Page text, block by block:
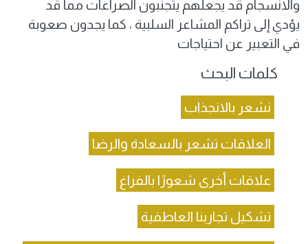
والانسجام قد يجعلهم يتجنبون الصراعات مما قد
يؤدي إلى تراكم المشاعر السلبية ، كما يجدون صعوبة
في التعبير عن احتياجات
كلمات البحث
نشعر بالانجذاب
العلاقات تشعر بالسعادة والرضا
علاقات أخرى شعورًا بالفراغ
تشكيل تجاربنا العاطفية